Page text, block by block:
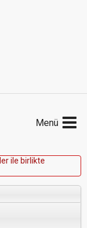
Menü
eri e birikte